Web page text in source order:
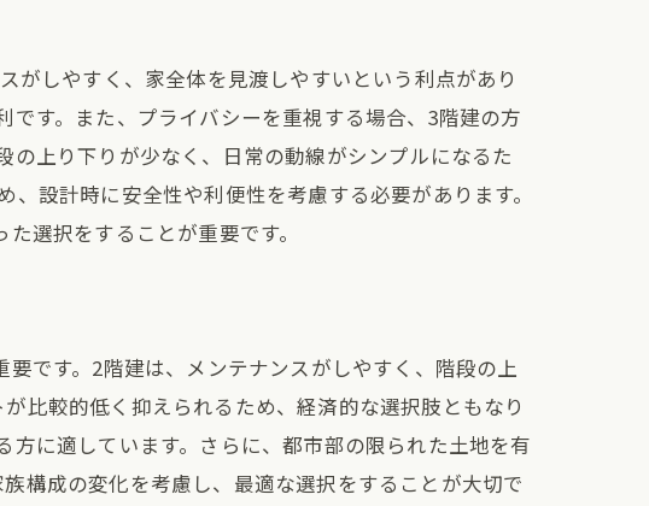
しないために
う
がしやすく、家全体を見渡しやすいという利点があり
す。また、プライバシーを重視する場合、3階建の方
上り下りが少なく、日常の動線がシンプルになるた
設計時に安全性や利便性を考慮する必要があります。
選択をすることが重要です。
です。2階建は、メンテナンスがしやすく、階段の上
比較的低く抑えられるため、経済的な選択肢ともなり
に適しています。さらに、都市部の限られた土地を有
構成の変化を考慮し、最適な選択をすることが大切で